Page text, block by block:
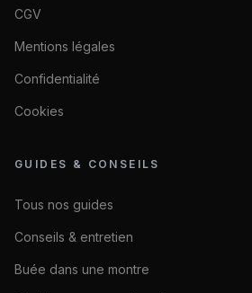
CGV
Mentions légales
Confidentialité
Cookies
GUIDES & CONSEILS
Tous nos guides
Conseils & entretien
Buée dans une montre